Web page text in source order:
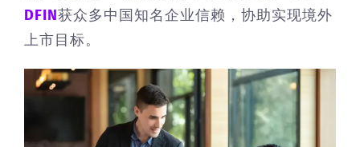
DFIN获众多中国知名企业信赖，协助实现境外
上市目标。